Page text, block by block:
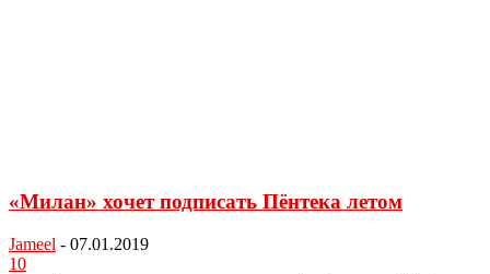
«Милан» хочет подписать Пёнтека летом
Jameel - 07.01.2019
10